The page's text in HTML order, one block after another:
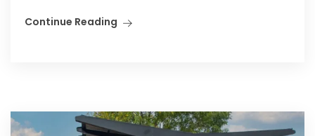
Continue Reading